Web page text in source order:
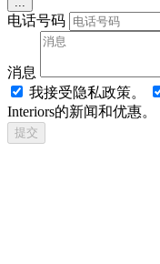
电话号码
消息
我接受隐私政策。
Interiors的新闻和优惠。
提交